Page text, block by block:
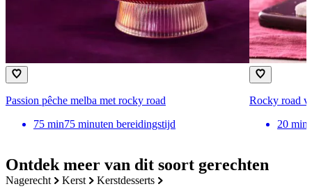
Ontdek meer van dit soort gerechten
nagerecht kerst kerstdesserts
Passion pêche melba met rocky road
75 min75 minuten bereidingstijd
Rocky road
20 min